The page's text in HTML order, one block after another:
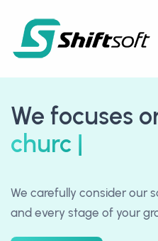
We focuses
church growth
We carefully consider our
and every stage of your